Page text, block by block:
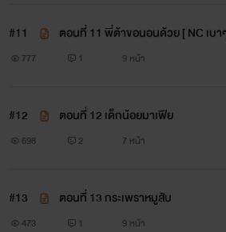
โดยแยกเรื่อง วันวาเลนไทน์ แผนก
อาเจ้ ออกไปเป็นอีกเรื่องนึง
เป็นเรื่องใหม่ แบ่งตอนใหม่
( ถ้าใครชอบน้องดาริณกับพี่ฟีฟ่า ฝ
#11 ตอนที่ 11 พี่ต้าขอนอนด้วย [ NC เบา
777 1 9 หน้า
#12 ตอนที่ 12 เด็กน้อยมาเฟีย
698 2 7 หน้า
#13 ตอนที่ 13 กระเพราหมูสับ
473 1 9 หน้า